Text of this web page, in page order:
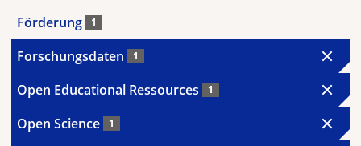
Förderung 1
Forschungsdaten 1
Open Educational Ressources 1
Open Science 1